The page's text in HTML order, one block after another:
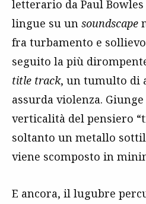
letterario da Paul
lingue su un soundscape
fra turbamento e
seguito la più
title track, un tumulto di
assurda violenza.
verticalità del pensiero
soltanto un metallo
viene scomposto in
E ancora, il lugubre